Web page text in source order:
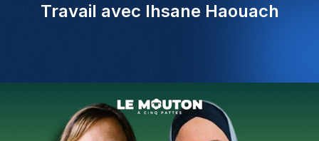
Travail avec Ihsane Haouach